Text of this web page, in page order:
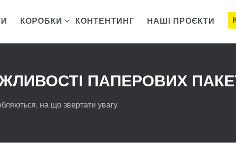
КОРОБКИ КОНТЕНТИНГ НАШІ ПРОЄКТИ
ПАПЕРОВИХ
на що звертати увагу